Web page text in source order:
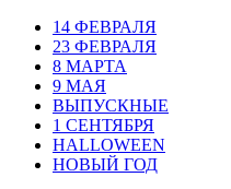
14 ФЕВРАЛЯ
23 ФЕВРАЛЯ
8 МАРТА
9 МАЯ
ВЫПУСКНЫЕ
1 СЕНТЯБРЯ
HALLOWEEN
НОВЫЙ ГОД